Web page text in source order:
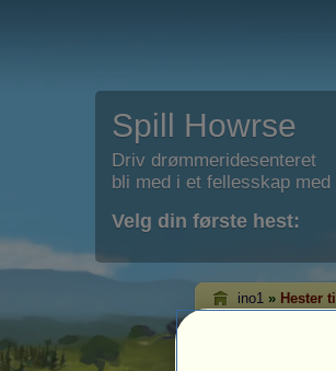
Spill Howrse
Driv drømmeridesenteret
bli med i et fellesskap
Velg din første hest:
ino1 » Hester